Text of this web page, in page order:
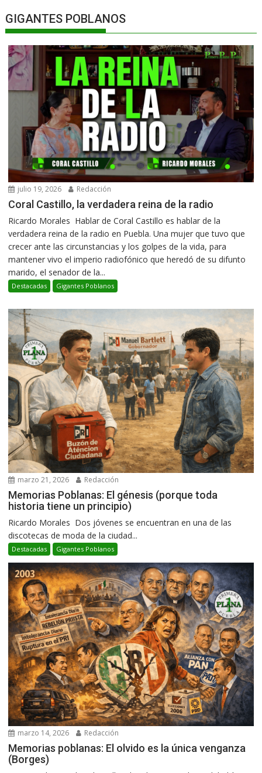
GIGANTES POBLANOS
julio 19, 2026 Redacción
Coral Castillo, la verdadera reina de la radio
Ricardo Morales Hablar de Coral Castillo es hablar de la
verdadera reina de la radio en Puebla. Una mujer que tuvo que
crecer ante las circunstancias y los golpes de la vida, para
mantener vivo el imperio radiofónico que heredó de su difunto
marido, el senador de la...
Destacadas Gigantes Poblanos
marzo 21, 2026 Redacción
Memorias Poblanas: El génesis (porque toda
historia tiene un principio)
Ricardo Morales Dos jóvenes se encuentran en una de las
discotecas de moda de la ciudad...
Destacadas Gigantes Poblanos
marzo 14, 2026 Redacción
Memorias poblanas: El olvido es la única venganza
(Borges)